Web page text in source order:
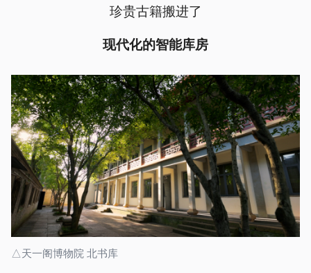
珍贵古籍搬进了
现代化的智能库房
△天一阁博物院 北书库